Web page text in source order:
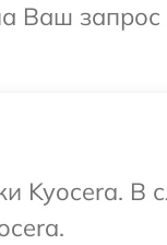
Ваш запрос
Kyocera. В